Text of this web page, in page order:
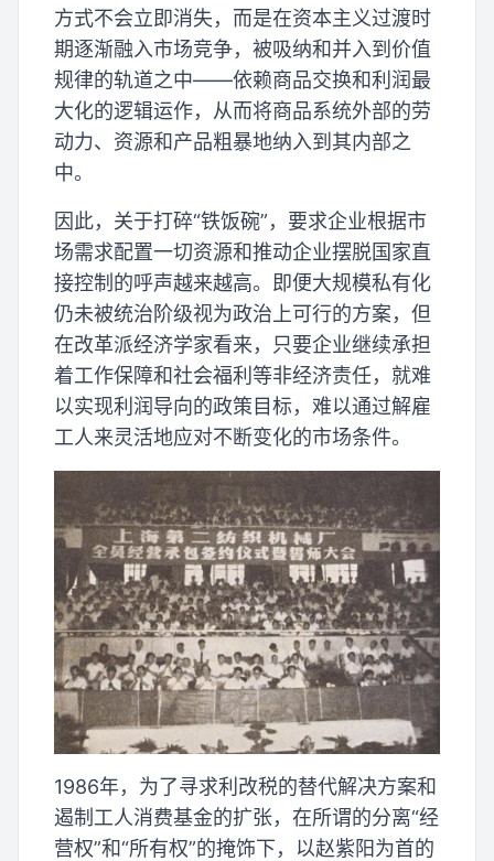
方式不会立即消失，而是在资本主义过渡时
期逐渐融入市场竞争，被吸纳和并入到价值
规律的轨道之中——依赖商品交换和利润最
大化的逻辑运作，从而将商品系统外部的劳
动力、资源和产品粗暴地纳入到其内部之
中。
因此，关于打碎“铁饭碗”，要求企业根据市
场需求配置一切资源和推动企业摆脱国家直
接控制的呼声越来越高。即便大规模私有化
仍未被统治阶级视为政治上可行的方案，但
在改革派经济学家看来，只要企业继续承担
着工作保障和社会福利等非经济责任，就难
以实现利润导向的政策目标，难以通过解雇
工人来灵活地应对不断变化的市场条件。
1986年，为了寻求利改税的替代解决方案和
遏制工人消费基金的扩张，在所谓的分离“经
营权”和“所有权”的掩饰下，以赵紫阳为首的